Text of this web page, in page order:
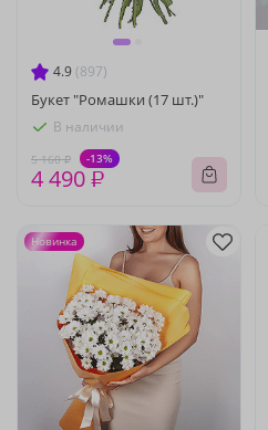
4.9 (897)
Букет "Ромашки (17 шт.)"
В наличии
5 160 ₽ -13%
4 490 ₽
Новинка